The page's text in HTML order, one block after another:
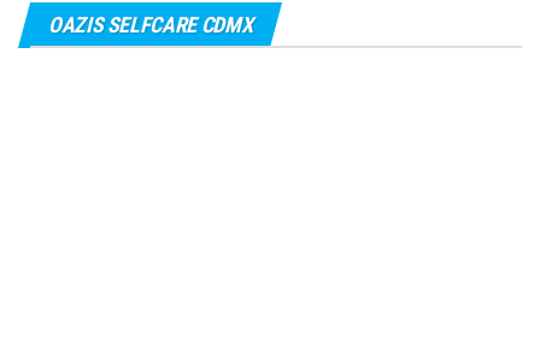
OAZIS SELFCARE CDMX